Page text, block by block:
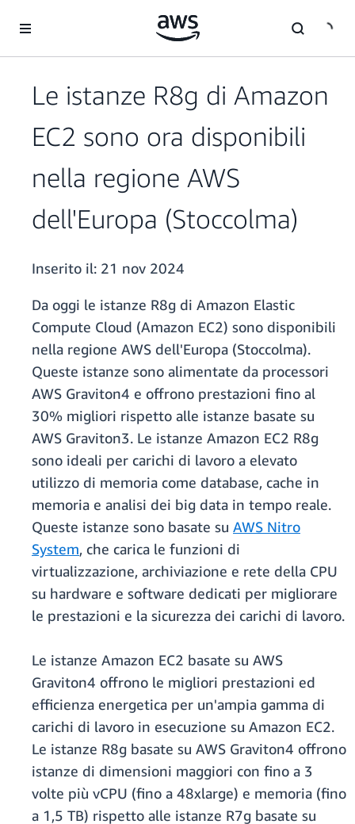
Le istanze R8g di Amazon
EC2 sono ora disponibili
nella regione AWS
dell'Europa (Stoccolma)
Inserito il: 21 nov 2024
Da oggi le istanze R8g di Amazon Elastic
Compute Cloud (Amazon EC2) sono disponibili
nella regione AWS dell'Europa (Stoccolma).
Queste istanze sono alimentate da processori
AWS Graviton4 e offrono prestazioni fino al
30% migliori rispetto alle istanze basate su
AWS Graviton3. Le istanze Amazon EC2 R8g
sono ideali per carichi di lavoro a elevato
utilizzo di memoria come database, cache in
memoria e analisi dei big data in tempo reale.
Queste istanze sono basate su AWS Nitro
System, che carica le funzioni di
virtualizzazione, archiviazione e rete della CPU
su hardware e software dedicati per migliorare
le prestazioni e la sicurezza dei carichi di lavoro.
Le istanze Amazon EC2 basate su AWS
Graviton4 offrono le migliori prestazioni ed
efficienza energetica per un'ampia gamma di
carichi di lavoro in esecuzione su Amazon EC2.
Le istanze R8g basate su AWS Graviton4 offrono
istanze di dimensioni maggiori con fino a 3
volte più vCPU (fino a 48xlarge) e memoria (fino
a 1,5 TB) rispetto alle istanze R7g basate su